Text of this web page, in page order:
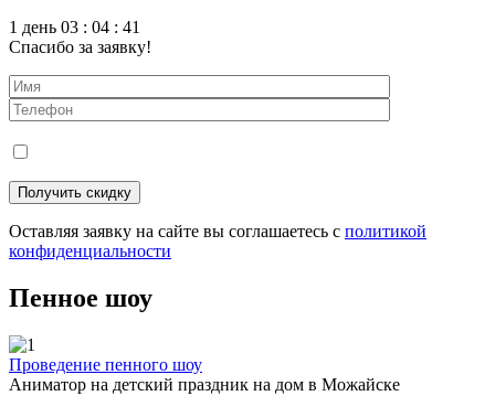
1 день 03 : 04 : 40
Спасибо за заявку!
Оставляя заявку на сайте вы соглашаетесь с политикой
конфиденциальности
Пенное шоу
Проведение пенного шоу
Аниматор на детский праздник на дом в Можайске